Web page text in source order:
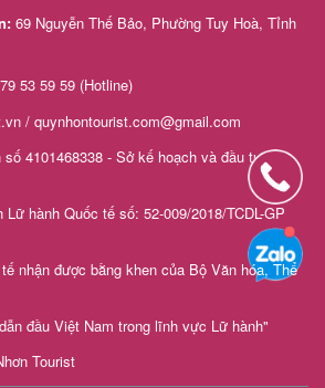
69 Nguyễn Thế Bảo, Phường Tuy Hoà, Tỉnh
53 59 59 (Hotline)
/ quynhontourist.com@gmail.com
4101468338 - Sở kế hoạch và đầu tư tỉnh
hành Quốc tế số: 52-009/2018/TCDL-GP
nhận được bằng khen của Bộ Văn hóa, Thể
đầu Việt Nam trong lĩnh vực Lữ hành"
Tourist